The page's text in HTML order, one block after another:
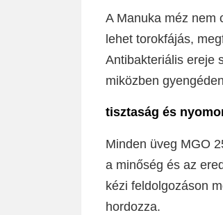
A Manuka méz nem
lehet torokfájás,
Antibakteriális ereje
miközben
tisztaság és
Minden üveg MGO
a minőség és az
kézi feldolgozáson
hordozza.